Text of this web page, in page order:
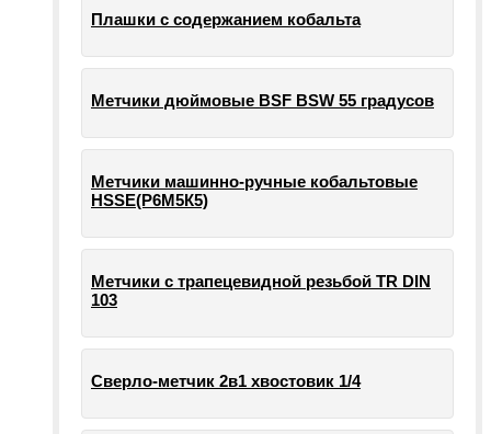
Плашки с содержанием кобальта
Метчики дюймовые BSF BSW 55 градусов
Метчики машинно-ручные кобальтовые
HSSE(Р6М5К5)
Метчики с трапецевидной резьбой TR DIN
103
Сверло-метчик 2в1 хвостовик 1/4